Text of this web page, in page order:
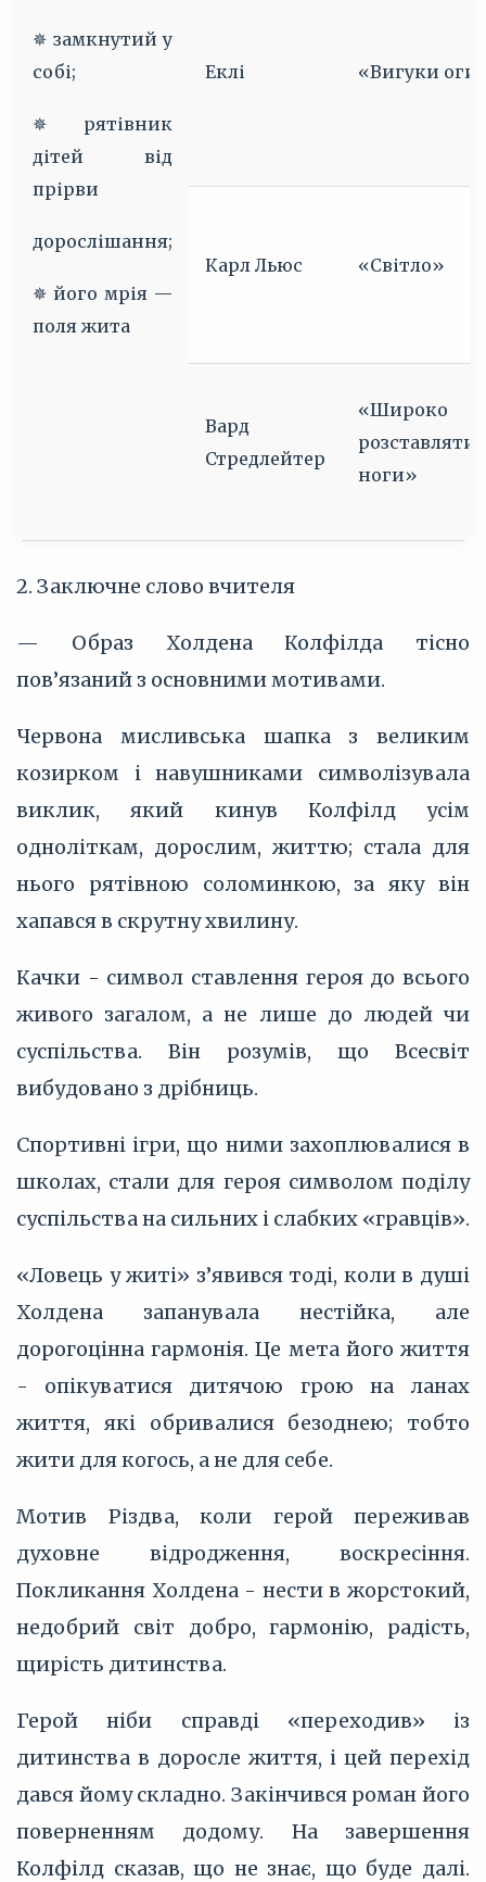
✵ замкнутий у
собі;
✵ рятівник
дітей від
прірви
дорослішання;
✵ його мрія —
поля жита
Еклі «Вигуки
Карл Льюс «Світло»
Вард
Стредлейтер
«Широко
розставляти
ноги»
2. Заключне слово вчителя
— Образ Холдена Колфілда тісно
пов’язаний з основними мотивами.
Червона мисливська шапка з великим
козирком і навушниками символізувала
виклик, який кинув Колфілд усім
одноліткам, дорослим, життю; стала для
нього рятівною соломинкою, за яку він
хапався в скрутну хвилину.
Качки - символ ставлення героя до всього
живого загалом, а не лише до людей чи
суспільства. Він розумів, що Всесвіт
вибудовано з дрібниць.
Спортивні ігри, що ними захоплювалися в
школах, стали для героя символом поділу
суспільства на сильних і слабких «гравців».
«Ловець у житі» з’явився тоді, коли в душі
Холдена запанувала нестійка, але
дорогоцінна гармонія. Це мета його життя
- опікуватися дитячою грою на ланах
життя, які обривалися безоднею; тобто
жити для когось, а не для себе.
Мотив Різдва, коли герой переживав
духовне відродження, воскресіння.
Покликання Холдена - нести в жорстокий,
недобрий світ добро, гармонію, радість,
щирість дитинства.
Герой ніби справді «переходив» із
дитинства в доросле життя, і цей перехід
дався йому складно. Закінчився роман його
поверненням додому. На завершення
Колфілд сказав, що не знає, що буде далі.